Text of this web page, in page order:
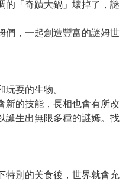
的「奇蹟大鍋」壞掉了，謎
們，一起創造豐富的謎姆世
耍的生物。
新的技能，長相也會有所改
誕生出無限多種的謎姆。找
特別的美食後，世界就會充